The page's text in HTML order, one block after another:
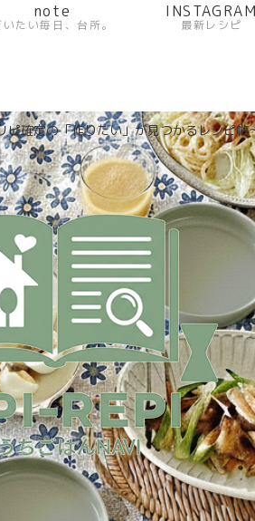
ピ確定の「作りたい」が見つかるレシピ帖
note
いたい毎日、台所。 最新レシピ